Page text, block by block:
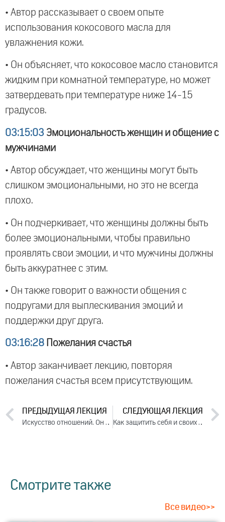
• Автор рассказывает о своем опыте
использования кокосового масла для
увлажнения кожи.
• Он объясняет, что кокосовое масло становится
жидким при комнатной температуре, но может
затвердевать при температуре ниже 14-15
градусов.
03:15:03 Эмоциональность женщин и общение с
мужчинами
• Автор обсуждает, что женщины могут быть
слишком эмоциональными, но это не всегда
плохо.
• Он подчеркивает, что женщины должны быть
более эмоциональными, чтобы правильно
проявлять свои эмоции, и что мужчины должны
быть аккуратнее с этим.
• Он также говорит о важности общения с
подругами для выплескивания эмоций и
поддержки друг друга.
03:16:28 Пожелания счастья
• Автор заканчивает лекцию, повторяя
пожелания счастья всем присутствующим.
ПРЕДЫДУЩАЯ ЛЕКЦИЯ
Искусство отношений. Он и Она. Семья. Лекция 1 (2020)
СЛЕДУЮЩАЯ ЛЕКЦИЯ
Как защитить себя и своих близких от инфекции во время эпидемии?
Смотрите также
Все видео>>